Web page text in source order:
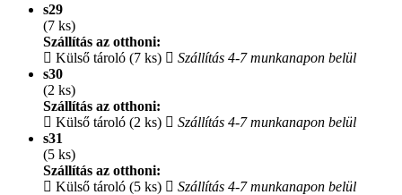
s29
(7 ks)
Szállítás az otthoni:
Külső tároló (7 ks)
Szállítás 4-7 munkanapon belül
s30
(2 ks)
Szállítás az otthoni:
Külső tároló (2 ks)
Szállítás 4-7 munkanapon belül
s31
(5 ks)
Szállítás az otthoni:
Külső tároló (5 ks)
Szállítás 4-7 munkanapon belül